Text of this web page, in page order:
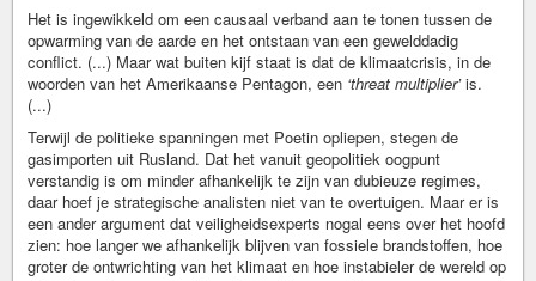
Het is ingewikkeld om een causaal verband aan te tonen tussen de
opwarming van de aarde en het ontstaan van een gewelddadig
conflict. (...) Maar wat buiten kijf staat is dat de klimaatcrisis, in de
woorden van het Amerikaanse Pentagon, een ‘threat multiplier’is.
(...)
Terwijl de politieke spanningen met Poetin opliepen, stegen de
gasimporten uit Rusland. Dat het vanuit geopolitiek oogpunt
verstandig is om minder afhankelijk te zijn van dubieuze regimes,
daar hoef je strategische analisten niet van te overtuigen. Maar er is
een ander argument dat veiligheidsexperts nogal eens over het hoofd
zien: hoe langer we afhankelijk blijven van fossiele brandstoffen, hoe
groter de ontwrichting van het klimaat en hoe instabieler de wereld op